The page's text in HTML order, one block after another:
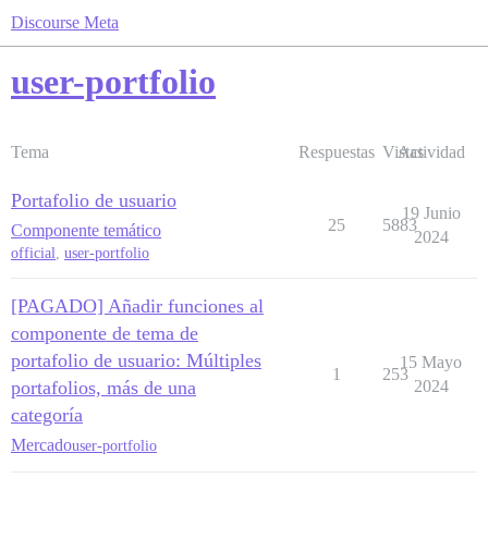
Discourse Meta
user-portfolio
Tema Respuestas Vistas
Actividad
Portafolio de usuario
Componente temático
official, user-portfolio
25 5883
19 Junio
2024
[PAGADO] Añadir funciones al
componente de tema de
portafolio de usuario: Múltiples
portafolios, más de una
categoría
Mercadouser-portfolio
1 253
15 Mayo
2024